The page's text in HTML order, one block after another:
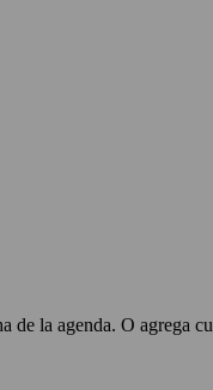
la agenda. O agrega